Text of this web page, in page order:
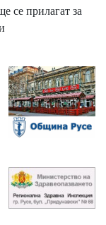
се прилагат за